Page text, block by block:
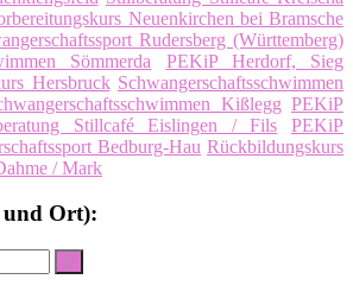
Neuenkirchen bei Bramsche
Rudersberg (Württemberg)
Sömmerda
PEKiP Herdorf, Sieg
Hersbruck Schwangerschaftsschwimmen
Kißlegg PEKiP
Stillcafé Eislingen / Fils
PEKiP
Bedburg-Hau Rückbildungskurs
/ Mark
und Ort):
Suchen